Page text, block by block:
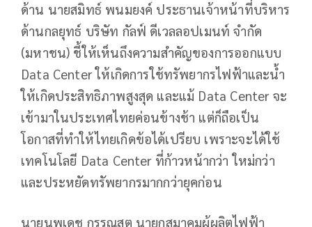
ด้าน นายสมิทธ์ พนมยงค์ ประธานเจ้าหน้าที่บริหาร
ด้านกลยุทธ์ บริษัท กัลฟ์ ดีเวลลอปเมนท์ จำกัด
(มหาชน) ชี้ให้เห็นถึงความสำคัญของการออกแบบ
Data Center ให้เกิดการใช้ทรัพยากรไฟฟ้าและน้ำ
ให้เกิดประสิทธิภาพสูงสุด และแม้ Data Center จะ
เข้ามาในประเทศไทยค่อนข้างช้า แต่ก็ถือเป็น
โอกาสที่ทำให้ไทยเกิดข้อได้เปรียบ เพราะจะได้ใช้
เทคโนโลยี Data Center ที่ก้าวหน้ากว่า ใหม่กว่า
และประหยัดทรัพยากรมากกว่ายุคก่อน
นายนพเดช กรรณสูต นายกสมาคมผู้ผลิตไฟฟ้า